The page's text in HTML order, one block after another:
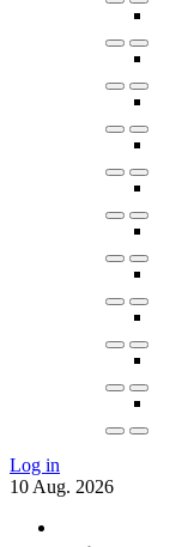
Log in
10 Aug. 2026